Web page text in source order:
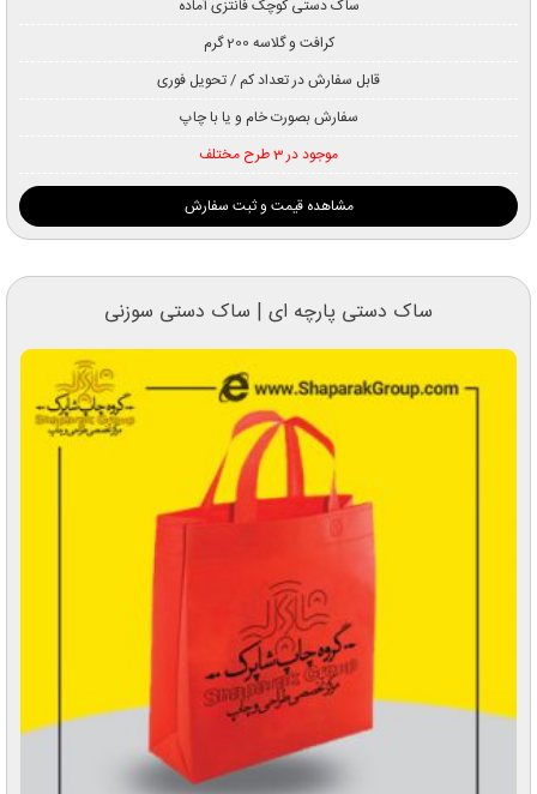
ساک دستی کوچک فانتزی آماده
کرافت و گلاسه 200 گرم
قابل سفارش در تعداد کم / تحویل فوری
سفارش بصورت خام و یا با چاپ
موجود در 3 طرح مختلف
مشاهده قیمت و ثبت سفارش
ساک دستی پارچه ای | ساک دستی سوزنی